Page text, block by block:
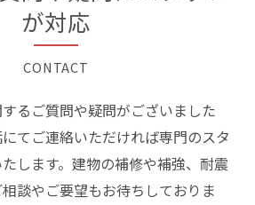
が対応
CONTACT
るご質問や疑問がございました
てご連絡いただければ専門のスタ
します。建物の補修や補強、耐震
談やご要望もお待ちしておりま